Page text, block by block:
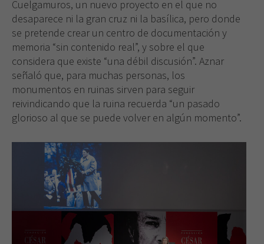
Cuelgamuros, un nuevo proyecto en el que no
desaparece ni la gran cruz ni la basílica, pero donde
se pretende crear un centro de documentación y
memoria “sin contenido real”, y sobre el que
considera que existe “una débil discusión”. Aznar
señaló que, para muchas personas, los
monumentos en ruinas sirven para seguir
reivindicando que la ruina recuerda “un pasado
glorioso al que se puede volver en algún momento”.